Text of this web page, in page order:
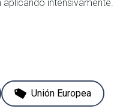
intensivamente.
Unión Europea